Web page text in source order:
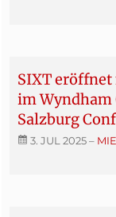
SIXT
im Wyndham
Salzburg
3. JUL 2025–